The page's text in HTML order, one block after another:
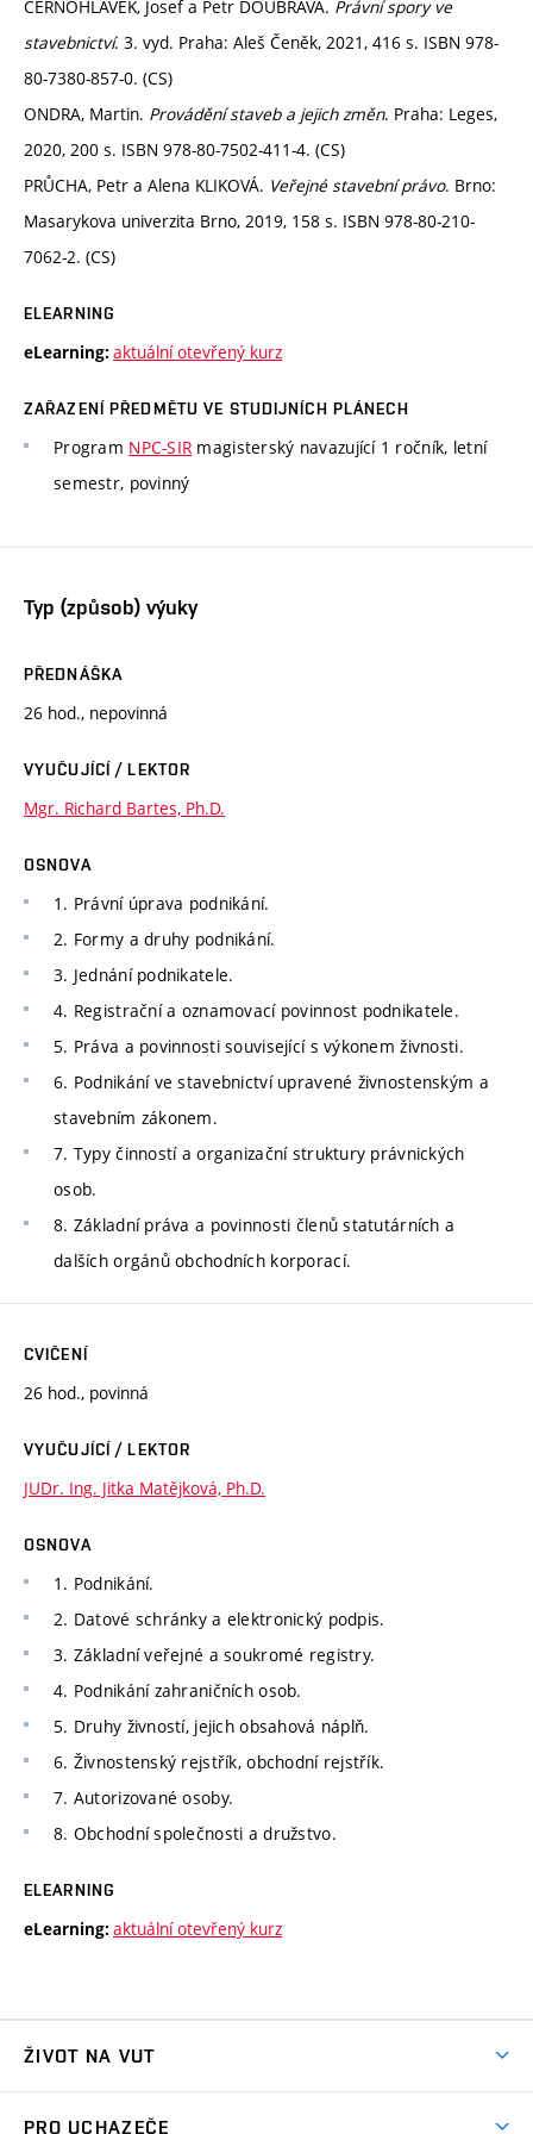
ČERNOHLÁVEK, Josef a Petr DOUBRAVA. Právní spory ve
stavebnictví. 3. vyd. Praha: Aleš Čeněk, 2021, 416 s. ISBN 978-
80-7380-857-0. (CS)
ONDRA, Martin. Provádění staveb a jejich změn. Praha: Leges,
2020, 200 s. ISBN 978-80-7502-411-4. (CS)
PRŮCHA, Petr a Alena KLIKOVÁ. Veřejné stavební právo. Brno:
Masarykova univerzita Brno, 2019, 158 s. ISBN 978-80-210-
7062-2. (CS)
ELEARNING
eLearning: aktuální otevřený kurz
ZAŘAZENÍ PŘEDMĚTU VE STUDIJNÍCH PLÁNECH
Program NPC-SIR magisterský navazující 1 ročník, letní
semestr, povinný
Typ (způsob) výuky
PŘEDNÁŠKA
26 hod., nepovinná
VYUČUJÍCÍ / LEKTOR
Mgr. Richard Bartes, Ph.D.
OSNOVA
1. Právní úprava podnikání.
2. Formy a druhy podnikání.
3. Jednání podnikatele.
4. Registrační a oznamovací povinnost podnikatele.
5. Práva a povinnosti související s výkonem živnosti.
6. Podnikání ve stavebnictví upravené živnostenským a
stavebním zákonem.
7. Typy činností a organizační struktury právnických
osob.
8. Základní práva a povinnosti členů statutárních a
dalších orgánů obchodních korporací.
CVIČENÍ
26 hod., povinná
VYUČUJÍCÍ / LEKTOR
JUDr. Ing. Jitka Matějková, Ph.D.
OSNOVA
1. Podnikání.
2. Datové schránky a elektronický podpis.
3. Základní veřejné a soukromé registry.
4. Podnikání zahraničních osob.
5. Druhy živností, jejich obsahová náplň.
6. Živnostenský rejstřík, obchodní rejstřík.
7. Autorizované osoby.
8. Obchodní společnosti a družstvo.
ELEARNING
eLearning: aktuální otevřený kurz
ŽIVOT NA VUT
PRO UCHAZEČE